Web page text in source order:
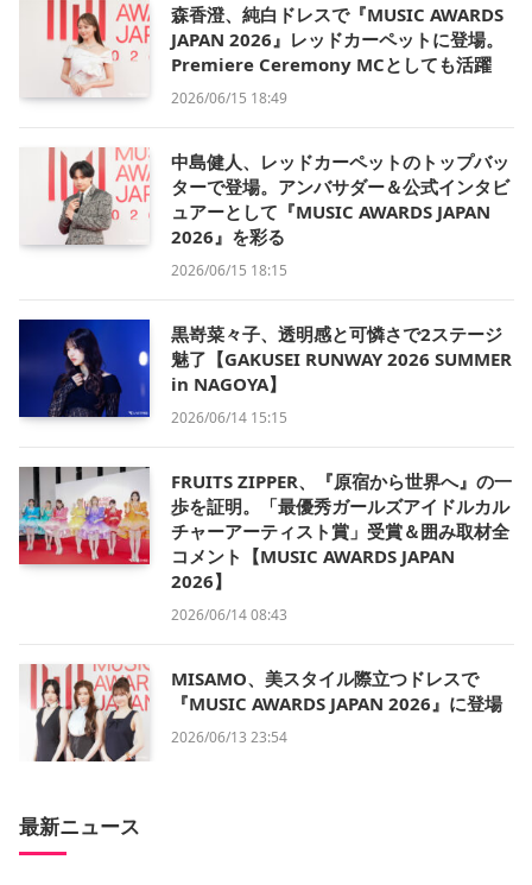
森香澄、純白ドレスで『MUSIC AWARDS
JAPAN 2026』レッドカーペットに登場。
Premiere Ceremony MCとしても活躍
2026/06/15 18:49
中島健人、レッドカーペットのトップバッ
ターで登場。アンバサダー＆公式インタビ
ュアーとして『MUSIC AWARDS JAPAN
2026』を彩る
2026/06/15 18:15
黒嵜菜々子、透明感と可憐さで2ステージ
魅了【GAKUSEI RUNWAY 2026 SUMMER
in NAGOYA】
2026/06/14 15:15
FRUITS ZIPPER、『原宿から世界へ』の一
歩を証明。「最優秀ガールズアイドルカル
チャーアーティスト賞」受賞＆囲み取材全
コメント【MUSIC AWARDS JAPAN
2026】
2026/06/14 08:43
MISAMO、美スタイル際立つドレスで
『MUSIC AWARDS JAPAN 2026』に登場
2026/06/13 23:54
最新ニュース